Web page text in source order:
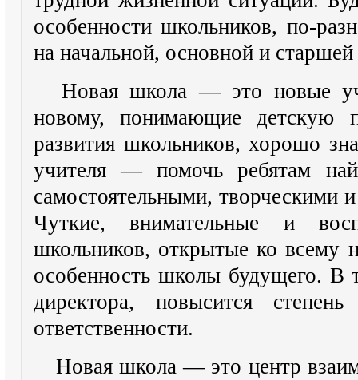
особенности школьников, по-
на начальной, основной и старшей
Новая школа — это новые
новому, понимающие детскую
развития школьников, хорошо
учителя — помочь ребятам
самостоятельными, творческими
Чуткие, внимательные и
школьников, открытые ко всему
особенность школы будущего. В
директора, повысится
ответственности.
Новая школа — это центр